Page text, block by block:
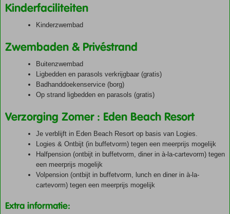
Kinderfaciliteiten
Kinderzwembad
Zwembaden & Privéstrand
Buitenzwembad
Ligbedden en parasols verkrijgbaar (gratis)
Badhanddoekenservice (borg)
Op strand ligbedden en parasols (gratis)
Verzorging Zomer : Eden Beach Resort
Je verblijft in Eden Beach Resort op basis van Logies.
Logies & Ontbijt (in buffetvorm) tegen een meerprijs mogelijk
Halfpension (ontbijt in buffetvorm, diner in à-la-cartevorm) tegen
een meerprijs mogelijk
Volpension (ontbijt in buffetvorm, lunch en diner in à-la-
cartevorm) tegen een meerprijs mogelijk
Extra informatie: